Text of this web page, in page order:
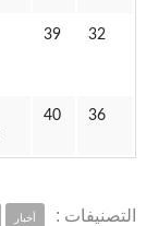
32
39
36
40
التصنيفات : أخبار